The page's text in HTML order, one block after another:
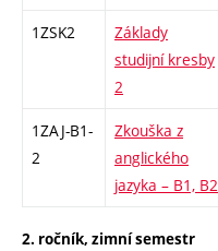
1ZSK2
Základy
studijní kresby
2
1ZAJ-B1-
2
Zkouška z
anglického
jazyka – B1, B2
2. ročník, zimní semestr